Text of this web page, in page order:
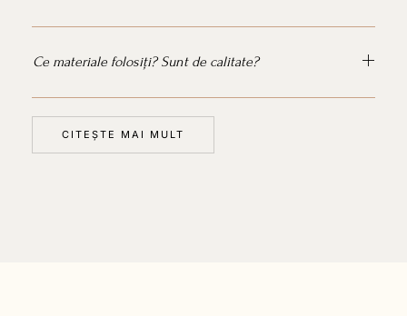
Ce materiale folosiți? Sunt de calitate?
CITEȘTE MAI MULT